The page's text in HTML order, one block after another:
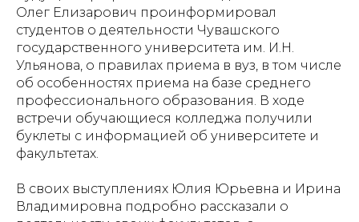
Олег Елизарович проинформировал
студентов о деятельности Чувашского
государственного университета им. И.Н.
Ульянова, о правилах приема в вуз, в том числе
об особенностях приема на базе среднего
профессионального образования. В ходе
встречи обучающиеся колледжа получили
буклеты с информацией об университете и
факультетах.
В своих выступлениях Юлия Юрьевна и Ирина
Владимировна подробно рассказали о